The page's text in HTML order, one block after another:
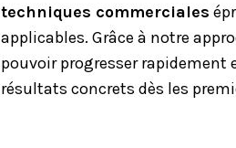
techniques commerciales
applicables. Grâce à notre
pouvoir progresser rapidement
résultats concrets dès les